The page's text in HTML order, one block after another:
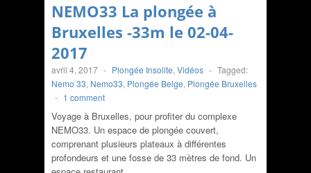
NEMO33 La plongée à
Bruxelles -33m le 02-04-
2017
avril 4, 2017 - Plongée Insolite, Vidéos - Tagged:
Nemo 33, Nemo33, Plongée Belge, Plongée Bruxelles
- 1 comment
Voyage à Bruxelles, pour profiter du complexe
NEMO33. Un espace de plongée couvert,
comprenant plusieurs plateaux à différentes
profondeurs et une fosse de 33 mètres de fond. Un